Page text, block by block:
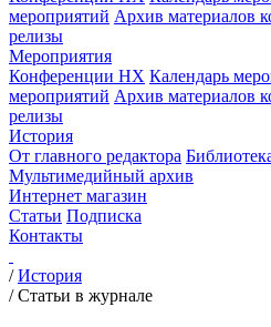
мероприятий Архив материалов
релизы
Мероприятия
Конференции НХ Календарь
мероприятий Архив материалов
релизы
История
От главного редактора
Мультимедийный архив
Интернет магазин
Статьи Подписка
Контакты
/История
/Статьи в журнале